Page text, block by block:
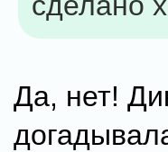
Да, нет!